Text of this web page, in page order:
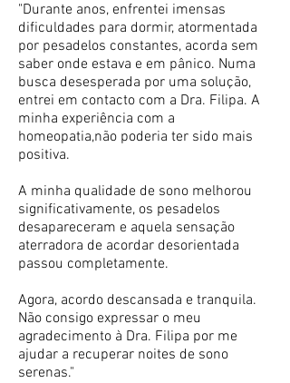
"Durante anos, enfrentei imensas
dificuldades para dormir, atormentada
por pesadelos constantes, acorda sem
saber onde estava e em pânico. Numa
busca desesperada por uma solução,
entrei em contacto com a Dra. Filipa. A
minha experiência com a
homeopatia,não poderia ter sido mais
positiva.
A minha qualidade de sono melhorou
significativamente, os pesadelos
desapareceram e aquela sensação
aterradora de acordar desorientada
passou completamente.
Agora, acordo descansada e tranquila.
Não consigo expressar o meu
agradecimento à Dra. Filipa por me
ajudar a recuperar noites de sono
serenas."